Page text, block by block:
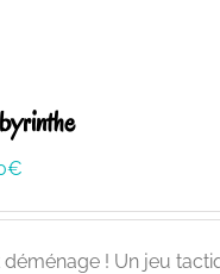
€
déménage ! Un jeu